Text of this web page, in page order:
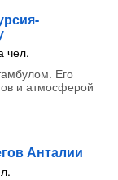
чел.
Его
и атмосферой
Анталии